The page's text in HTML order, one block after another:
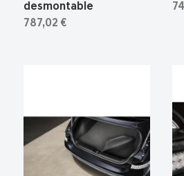
desmontable
787,02 €